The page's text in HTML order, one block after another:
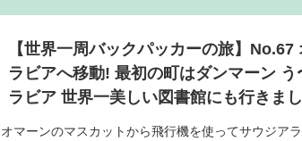
【世界一周バックパッカーの旅】
ラビアへ移動! 最初の町はダンマーン
ラビア 世界一美しい図書館にも行きま
オマーンのマスカットから飛行機を使ってサウジア